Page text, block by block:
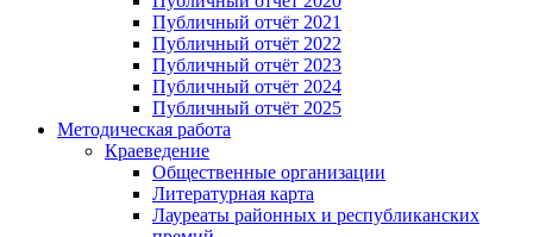
Публичный отчёт 2021
Публичный отчёт 2022
Публичный отчёт 2023
Публичный отчёт 2024
Публичный отчёт 2025
Методическая работа
Краеведение
Общественные организации
Литературная карта
Лауреаты районных и республиканских